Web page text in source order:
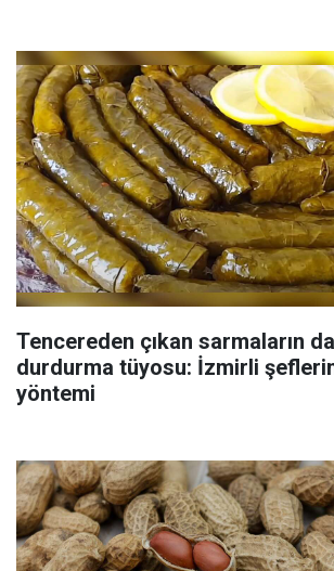
Tencereden çıkan sarmaların
durdurma tüyosu: İzmirli
yöntemi